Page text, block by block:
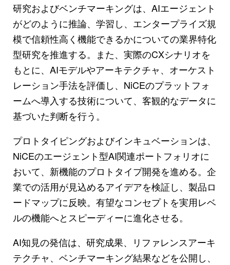
研究およびベンチマーキングは、AIエージェント
がどのように推論、学習し、エンタープライズ規
模で信頼性高く機能できるかについての業界特化
型研究を推進する。また、実際のCXシナリオを
もとに、AIモデルやアーキテクチャ、オーケスト
レーション手法を評価し、NiCEのプラットフォ
ームへ導入する技術について、客観的なデータに
基づいた判断を行う。
プロトタイピングおよびインキュベーションは、
NiCEのエージェント型AI関連ポートフォリオに
おいて、新機能のプロトタイプ開発を進める。企
業での活用が見込めるアイデアを検証し、製品ロ
ードマップに反映。有望なコンセプトを実用レベ
ルの機能へとスピーディーに進化させる。
AI知見の発信は、研究成果、リファレンスアーキ
テクチャ、ベンチマーキング結果などを公開し、